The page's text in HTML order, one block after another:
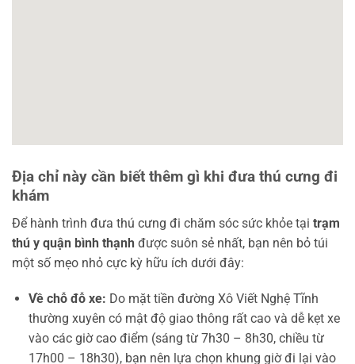
Địa chỉ này cần biết thêm gì khi đưa thú cưng đi
khám
Để hành trình đưa thú cưng đi chăm sóc sức khỏe tại trạm
thú y quận bình thạnh được suôn sẻ nhất, bạn nên bỏ túi
một số mẹo nhỏ cực kỳ hữu ích dưới đây:
Về chỗ đỗ xe: Do mặt tiền đường Xô Viết Nghệ Tĩnh
thường xuyên có mật độ giao thông rất cao và dễ kẹt xe
vào các giờ cao điểm (sáng từ 7h30 – 8h30, chiều từ
17h00 – 18h30), bạn nên lựa chọn khung giờ đi lại vào